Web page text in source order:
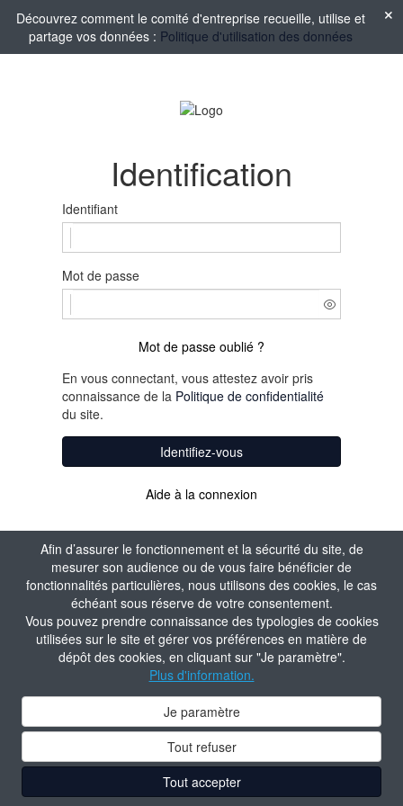
Afin d’assurer le fonctionnement et la sécurité du site, de
mesurer son audience ou de vous faire bénéficier de
fonctionnalités particulières, nous utilisons des cookies, le cas
échéant sous réserve de votre consentement.
Vous pouvez prendre connaissance des typologies de cookies
utilisées sur le site et gérer vos préférences en matière de
dépôt des cookies, en cliquant sur "Je paramètre".
Plus d'information.
Je paramètre
Tout refuser
Tout accepter
Découvrez comment le comité d'entreprise recueille, utilise et
partage vos données : Politique d'utilisation des données
Identification
Identifiant
Mot de passe
Mot de passe oublié ?
En vous connectant, vous attestez avoir pris
connaissance de la Politique de confidentialité
du site.
Identifiez-vous
Aide à la connexion